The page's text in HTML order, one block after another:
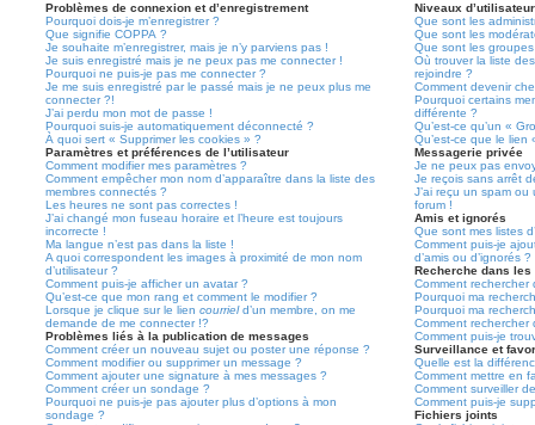
Problèmes de connexion et d’enregistrement
Pourquoi dois-je m’enregistrer ?
Que signifie COPPA ?
Je souhaite m’enregistrer, mais je n’y parviens pas !
Je suis enregistré mais je ne peux pas me connecter !
Pourquoi ne puis-je pas me connecter ?
Je me suis enregistré par le passé mais je ne peux plus me
connecter ?!
J’ai perdu mon mot de passe !
Pourquoi suis-je automatiquement déconnecté ?
À quoi sert « Supprimer les cookies » ?
Paramètres et préférences de l’utilisateur
Comment modifier mes paramètres ?
Comment empêcher mon nom d’apparaître dans la liste des
membres connectés ?
Les heures ne sont pas correctes !
J’ai changé mon fuseau horaire et l’heure est toujours
incorrecte !
Ma langue n’est pas dans la liste !
A quoi correspondent les images à proximité de mon nom
d’utilisateur ?
Comment puis-je afficher un avatar ?
Qu’est-ce que mon rang et comment le modifier ?
Lorsque je clique sur le lien courrield’un membre, on me
demande de me connecter !?
Problèmes liés à la publication de messages
Comment créer un nouveau sujet ou poster une réponse ?
Comment modifier ou supprimer un message ?
Comment ajouter une signature à mes messages ?
Comment créer un sondage ?
Pourquoi ne puis-je pas ajouter plus d’options à mon
sondage ?
Niveaux
Que sont les
Que sont les
Que sont les groupes
Où trouver la liste
rejoindre ?
Comment devenir
Pourquoi certains
différente ?
Qu’est-ce qu’un «
Qu’est-ce que le lien
Messagerie privée
Je ne peux pas
Je reçois sans arrêt
J’ai reçu un spam ou
forum !
Amis et ignorés
Que sont mes listes
Comment puis-je
d’amis ou d’ignorés ?
Recherche dans les
Comment rechercher
Pourquoi ma
Pourquoi ma
Comment rechercher
Comment puis-je
Surveillance et
Quelle est la
Comment mettre en
Comment surveiller
Comment puis-je
Fichiers joints